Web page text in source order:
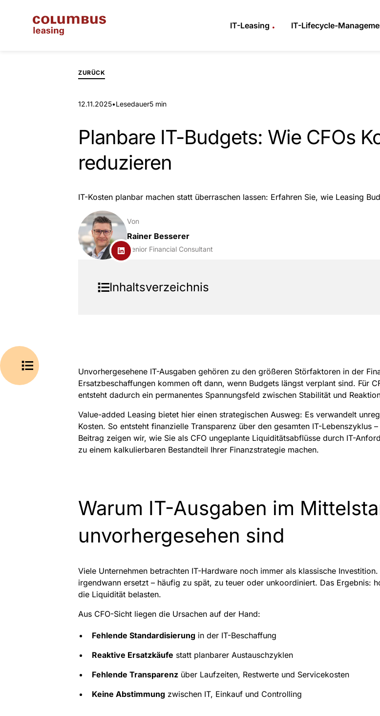
IT-Leasing . IT-Lifecycle-
ZURÜCK
12.11.2025•Lesedauer5 min
Planbare IT-Budgets: Wie CFOs
reduzieren
IT-Kosten planbar machen statt überraschen lassen: Erfahren Sie, wie Leasing
Von
Rainer Besserer
Senior Financial Consultant
Inhaltsverzeichnis
Unvorhergesehene IT-Ausgaben gehören zu den größeren Störfaktoren in der
Ersatzbeschaffungen kommen oft dann, wenn Budgets längst verplant sind. Für
entsteht dadurch ein permanentes Spannungsfeld zwischen Stabilität und
Value-added Leasing bietet hier einen strategischen Ausweg: Es verwandelt
Kosten. So entsteht finanzielle Transparenz über den gesamten IT-Lebenszyklus
Beitrag zeigen wir, wie Sie als CFO ungeplante Liquiditätsabflüsse durch IT-
zu einem kalkulierbaren Bestandteil Ihrer Finanzstrategie machen.
Warum IT-Ausgaben im
unvorhergesehen sind
Viele Unternehmen betrachten IT-Hardware noch immer als klassische
irgendwann ersetzt – häufig zu spät, zu teuer oder unkoordiniert. Das Ergebnis:
die Liquidität belasten.
Aus CFO-Sicht liegen die Ursachen auf der Hand:
Fehlende Standardisierung in der IT-Beschaffung
Reaktive Ersatzkäufe statt planbarer Austauschzyklen
Fehlende Transparenz über Laufzeiten, Restwerte und Servicekosten
Keine Abstimmung zwischen IT, Einkauf und Controlling